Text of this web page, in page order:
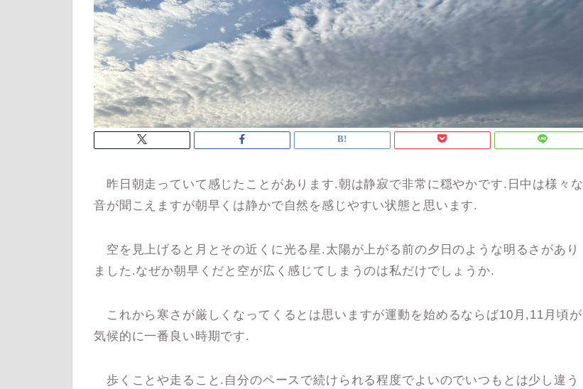
昨日朝走っていて感じたことがあります.朝は静寂で非常に穏やかです.日中は様々な
音が聞こえますが朝早くは静かで自然を感じやすい状態と思います.
空を見上げると月とその近くに光る星.太陽が上がる前の夕日のような明るさがあり
ました.なぜか朝早くだと空が広く感じてしまうのは私だけでしょうか.
これから寒さが厳しくなってくるとは思いますが運動を始めるならば10月,11月頃が
気候的に一番良い時期です.
歩くことや走ること.自分のペースで続けられる程度でよいのでいつもとは少し違う